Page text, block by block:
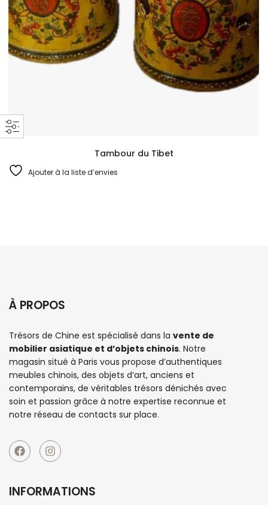
Tambour du Tibet
Ajouter à la liste d’envies
À PROPOS
Trésors de Chine est spécialisé dans la vente de
mobilier asiatique et d’objets chinois. Notre
magasin situé à Paris vous propose d’authentiques
meubles chinois, des objets d’art, anciens et
contemporains, de véritables trésors dénichés avec
soin et passion grâce à notre expertise reconnue et
notre réseau de contacts sur place.
INFORMATIONS